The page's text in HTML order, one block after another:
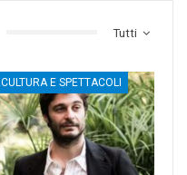
Tutti
CULTURA E SPETTACOLI